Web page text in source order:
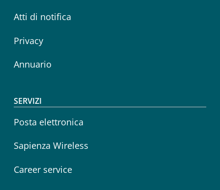
Atti di notifica
Privacy
Annuario
SERVIZI
Posta elettronica
Sapienza Wireless
Career service